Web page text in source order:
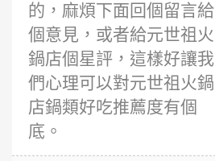
的，麻煩下面回個留言給
個意見，或者給元世祖火
鍋店個星評，這樣好讓我
們心理可以對元世祖火鍋
店鍋類好吃推薦度有個
底。